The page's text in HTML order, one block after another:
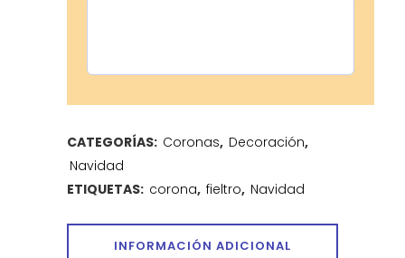
CATEGORÍAS: Coronas, Decoración,
Navidad
ETIQUETAS: corona, fieltro, Navidad
INFORMACIÓN ADICIONAL